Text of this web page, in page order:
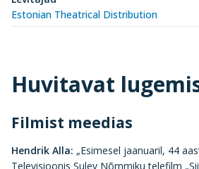
Estonian Theatrical Distribution
Huvitavat
Filmist meedias
Hendrik Alla: „Esimesel jaanuaril, 44
Televisioonis Sulev Nõmmiku telefilm